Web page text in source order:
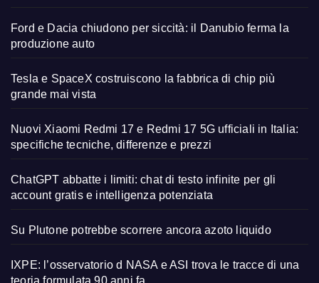
Ford e Dacia chiudono per siccità: il Danubio ferma la
produzione auto
Tesla e SpaceX costruiscono la fabbrica di chip più
grande mai vista
Nuovi Xiaomi Redmi 17 e Redmi 17 5G ufficiali in Italia:
specifiche tecniche, differenze e prezzi
ChatGPT abbatte i limiti: chat di testo infinite per gli
account gratis e intelligenza potenziata
Su Plutone potrebbe scorrere ancora azoto liquido
IXPE: l’osservatorio d NASA e ASI trova le tracce di una
teoria formulata 90 anni fa